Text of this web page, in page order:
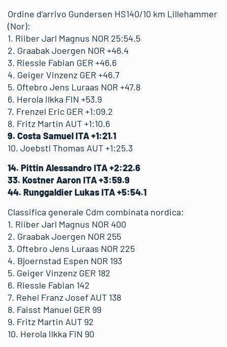
Ordine d’arrivo Gundersen HS140/10 km Lillehammer
(Nor):
1. Riiber Jarl Magnus NOR 25:54.5
2. Graabak Joergen NOR +46.4
3. Riessle Fabian GER +46.6
4. Geiger Vinzenz GER +46.7
5. Oftebro Jens Luraas NOR +47.8
6. Herola Ilkka FIN +53.9
7. Frenzel Eric GER +1:09.2
8. Fritz Martin AUT +1:10.6
9. Costa Samuel ITA +1:21.1
10. Joebstl Thomas AUT +1:25.3
14. Pittin Alessandro ITA +2:22.6
33. Kostner Aaron ITA +3:59.9
44. Runggaldier Lukas ITA +5:54.1
Classifica generale Cdm combinata nordica:
1. Riiber Jarl Magnus NOR 400
2. Graabak Joergen NOR 255
3. Oftebro Jens Luraas NOR 225
4. Bjoernstad Espen NOR 193
5. Geiger Vinzenz GER 182
6. Riessle Fabian 142
7. Rehel Franz Josef AUT 138
8. Faisst Manuel GER 99
9. Fritz Martin AUT 92
10. Herola Ilkka FIN 90